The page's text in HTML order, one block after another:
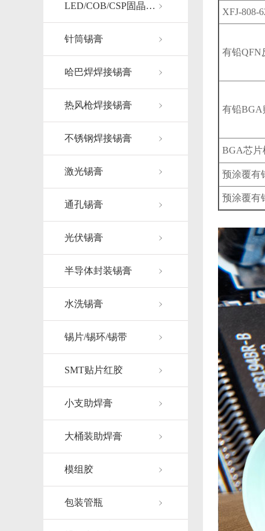
LED/COB/CSP固晶…
针筒锡膏
哈巴焊焊接锡膏
热风枪焊接锡膏
不锈钢焊接锡膏
激光锡膏
通孔锡膏
光伏锡膏
半导体封装锡膏
水洗锡膏
锡片/锡环/锡带
SMT贴片红胶
小支助焊膏
大桶装助焊膏
模组胶
包装管瓶
XFJ-808-
有铅QFN
有铅BGA
BGA芯片
预涂覆有
预涂覆有